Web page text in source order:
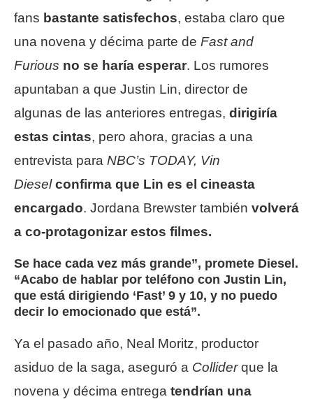
fans bastante satisfechos, estaba claro que
una novena y décima parte de Fast and
Furious no se haría esperar. Los rumores
apuntaban a que Justin Lin, director de
algunas de las anteriores entregas, dirigiría
estas cintas, pero ahora, gracias a una
entrevista para NBC’s TODAY, Vin
Diesel confirma que Lin es el cineasta
encargado. Jordana Brewster también volverá
a co-protagonizar estos filmes.
Se hace cada vez más grande”, promete Diesel.
“Acabo de hablar por teléfono con Justin Lin,
que está dirigiendo ‘Fast’ 9 y 10, y no puedo
decir lo emocionado que está”.
Ya el pasado año, Neal Moritz, productor
asiduo de la saga, aseguró a Colliderque la
novena y décima entrega tendrían una